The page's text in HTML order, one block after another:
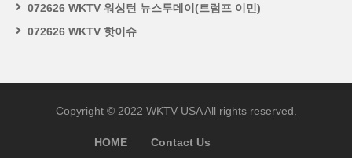
072626 WKTV 워싱턴 뉴스투데이(트럼프 이민)
072626 WKTV 핫이슈
Copyright © 2022 WKTV USA All rights reserved.
HOME Contact Us